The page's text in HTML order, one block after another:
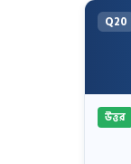
Q20
উত্তর